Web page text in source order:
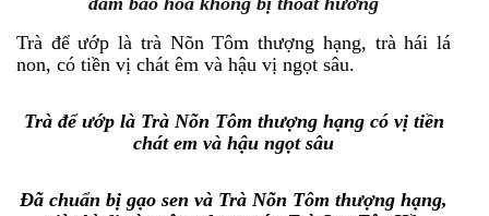
Trà để ướp là trà Nõn Tôm thượng hạng, trà hái lá
non, có tiền vị chát êm và hậu vị ngọt sâu.
Trà để ướp là Trà Nõn Tôm thượng hạng có vị tiền
chát em và hậu ngọt sâu
Đã chuẩn bị gạo sen và Trà Nõn Tôm thượng hạng,